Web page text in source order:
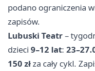
podano ograniczenia
zapisów.
Lubuski Teatr–
dzieci 9–12 lat:
150 złza cały cykl.